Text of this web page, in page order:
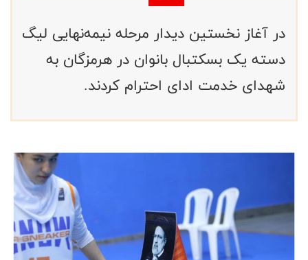
در آغاز نخستین دیدار مرحله نیمه‌نهایی لیگ
دسته یک بسکتبال بانوان در هرمزگان به
شهدای خدمت ادای احترام کردند.